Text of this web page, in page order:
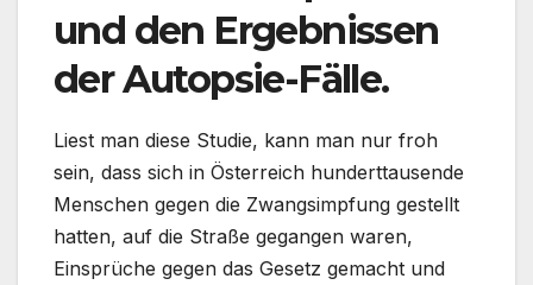
und den Ergebnissen
der Autopsie-Fälle.
Liest man diese Studie, kann man nur froh
sein, dass sich in Österreich hunderttausende
Menschen gegen die Zwangsimpfung gestellt
hatten, auf die Straße gegangen waren,
Einsprüche gegen das Gesetz gemacht und